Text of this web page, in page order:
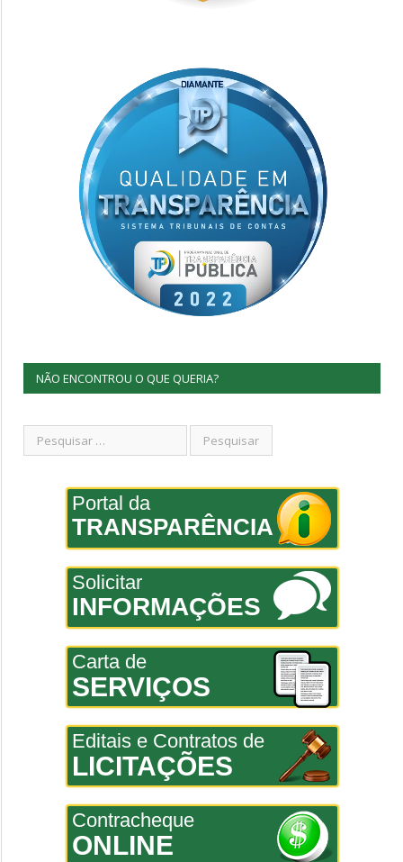
NÃO ENCONTROU O QUE QUERIA?
Portal da
TRANSPARÊNCIA
Solicitar
INFORMAÇÕES
Carta de
SERVIÇOS
Editais e Contratos de
LICITAÇÕES
Contracheque
ONLINE